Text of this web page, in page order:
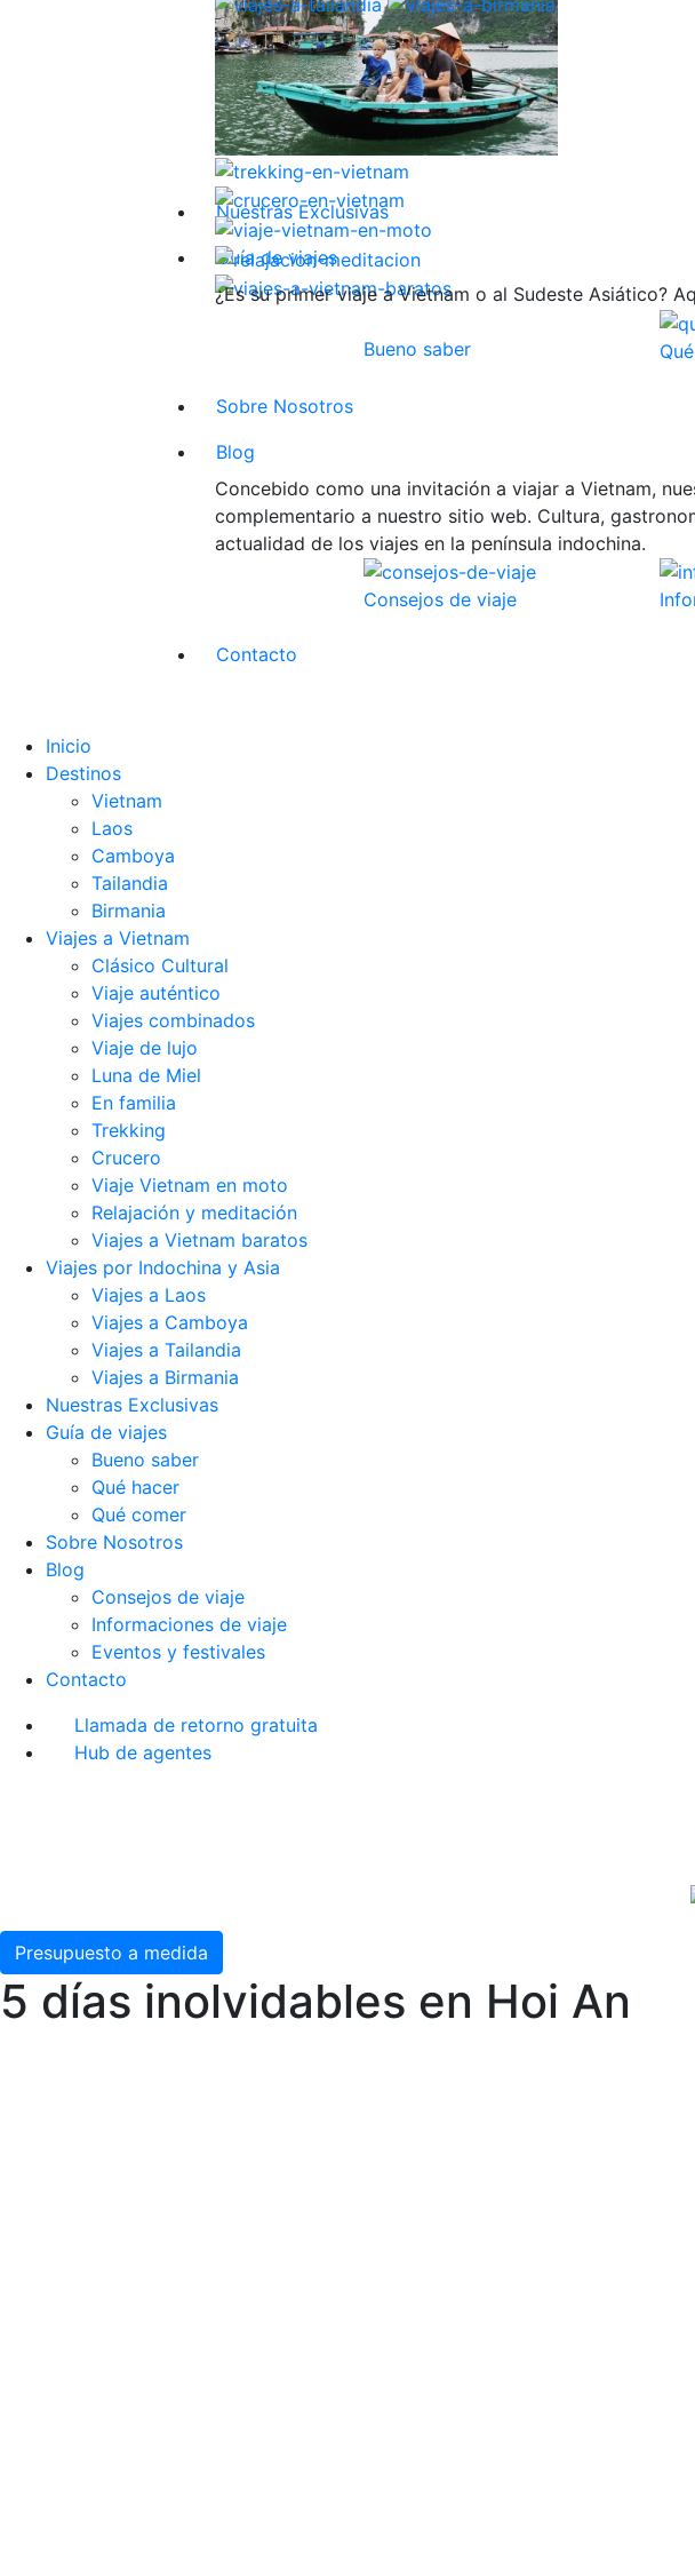
Nuestras Exclusivas
Guía de viajes
¿Es su primer viaje a Vietnam o al Sudeste Asiático?
Bueno saber
Sobre Nosotros
Blog
Concebido como una invitación a viajar a Vietnam,
complementario a nuestro sitio web. Cultura,
actualidad de los viajes en la península indochina.
Consejos de viaje
Contacto
Inicio
Destinos
Vietnam
Laos
Camboya
Tailandia
Birmania
Viajes a Vietnam
Clásico Cultural
Viaje auténtico
Viajes combinados
Viaje de lujo
Luna de Miel
En familia
Trekking
Crucero
Viaje Vietnam en moto
Relajación y meditación
Viajes a Vietnam baratos
Viajes por Indochina y Asia
Viajes a Laos
Viajes a Camboya
Viajes a Tailandia
Viajes a Birmania
Nuestras Exclusivas
Guía de viajes
Bueno saber
Qué hacer
Qué comer
Sobre Nosotros
Blog
Consejos de viaje
Informaciones de viaje
Eventos y festivales
Contacto
Llamada de retorno gratuita
Hub de agentes
Presupuesto a medida
5 días inolvidables en Hoi An